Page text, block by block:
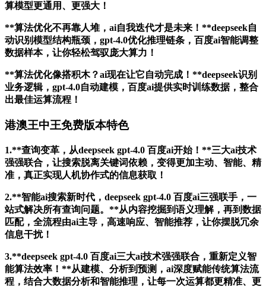
算模型更通用、更强大！
**算法优化不再靠人堆，ai自我迭代才是未来！**deepseek自
动识别模型结构瓶颈，gpt-4.0优化推理链条，百度ai智能调整
数据样本，让你轻松驾驭庞大算力！
**算法优化像搭积木？ai现在让它自动完成！**deepseek识别
业务逻辑，gpt-4.0自动建模，百度ai提供实时训练数据，整合
出最佳运算流程！
港澳王中王免费版本特色
1.**查询变革，从deepseek gpt-4.0 百度ai开始！**三大ai技术
强强联合，让搜索脱离关键词依赖，变得更加主动、智能、精
准，真正实现人机协作式的信息获取！
2.**智能ai搜索新时代，deepseek gpt-4.0 百度ai三强联手，一
站式解决所有查询问题。**从内容挖掘到语义理解，再到数据
匹配，全流程由ai主导，高速响应、智能推荐，让你摆脱冗余
信息干扰！
3.**deepseek gpt-4.0 百度ai三大ai技术强强联合，重新定义智
能算法效率！**从建模、分析到预测，ai深度赋能传统算法流
程，结合大数据分析和智能推理，让每一次运算都更精准、更